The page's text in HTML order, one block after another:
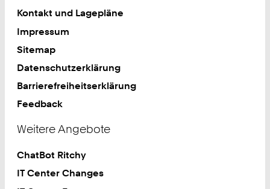
Kontakt und Lagepläne
Impressum
Sitemap
Datenschutzerklärung
Barrierefreiheitserklärung
Feedback
Weitere Angebote
ChatBot Ritchy
IT Center Changes